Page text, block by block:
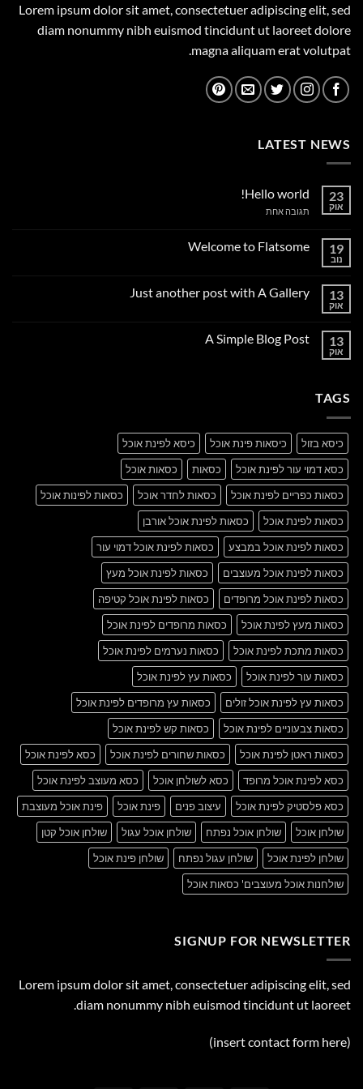
Lorem ipsum dolor sit amet, consectetuer adipiscing elit, sed
diam nonummy nibh euismod tincidunt ut laoreet dolore
magna aliquam erat volutpat.
LATEST NEWS
23
אוק
Hello world!
תגובה אחתעל
19
נוב
Welcome to Flatsome
Welcome
13
אוק
Just another post with A Gallery
Just
13
אוק
A Simple Blog Post
TAGS
כיסא בזול כיסאות פינת אוכל
כיסא לפינת אוכל
כסא דמוי עור לפינת אוכל
כסאות
כסאות אוכל
כסאות כפריים לפינת אוכל
כסאות לחדר אוכל
כסאות לפינות אוכל
כסאות לפינת אוכל
כסאות לפינת אוכל אורבן
כסאות לפינת אוכל במבצע
כסאות לפינת אוכל דמוי עור
כסאות לפינת אוכל מעוצבים
כסאות לפינת אוכל מעץ
כסאות לפינת אוכל מרופדים
כסאות לפינת אוכל קטיפה
כסאות מעץ לפינת אוכל
כסאות מרופדים לפינת אוכל
כסאות מתכת לפינת אוכל
כסאות נערמים לפינת אוכל
כסאות עור לפינת אוכל
כסאות עץ לפינת אוכל
כסאות עץ לפינת אוכל זולים
כסאות עץ מרופדים לפינת אוכל
כסאות צבעוניים לפינת אוכל
כסאות קש לפינת אוכל
כסאות ראטן לפינת אוכל
כסאות שחורים לפינת אוכל
כסא לפינת אוכל
כסא לפינת אוכל מרופד
כסא לשולחן אוכל
כסא מעוצב לפינת אוכל
כסא פלסטיק לפינת אוכל
עיצוב פנים פינת אוכל
פינת אוכל מעוצבת
שולחן אוכל
שולחן אוכל נפתח שולחן אוכל עגול
שולחן אוכל קטן
שולחן לפינת אוכל
שולחן עגול נפתח
שולחן פינת אוכל
שולחנות אוכל מעוצבים' כסאות אוכל
SIGNUP FOR NEWSLETTER
Lorem ipsum dolor sit amet, consectetuer adipiscing elit, sed
diam nonummy nibh euismod tincidunt ut laoreet.
(insert contact form here)